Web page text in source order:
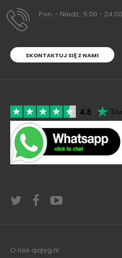
Pon. - Niedz.: 5:00 - 24:00
SKONTAKTUJ SIĘ Z NAMI
O nas qiqiyg.nl